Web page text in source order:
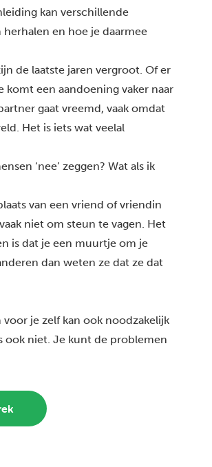
kan verschillende
en hoe je daarmee
de laatste jaren vergroot. Of er
komt een aandoening vaker naar
gaat vreemd, vaak omdat
Het is iets wat veelal
‘nee’ zeggen? Wat als ik
van een vriend of vriendin
niet om steun te vagen. Het
is dat je een muurtje om je
dan weten ze dat ze dat
je zelf kan ook noodzakelijk
ook niet. Je kunt de problemen